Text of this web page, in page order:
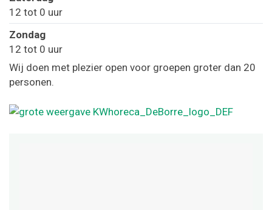
12 tot 0 uur
zondag
12 tot 0 uur
Wij doen met plezier open voor groepen groter dan 20
personen.